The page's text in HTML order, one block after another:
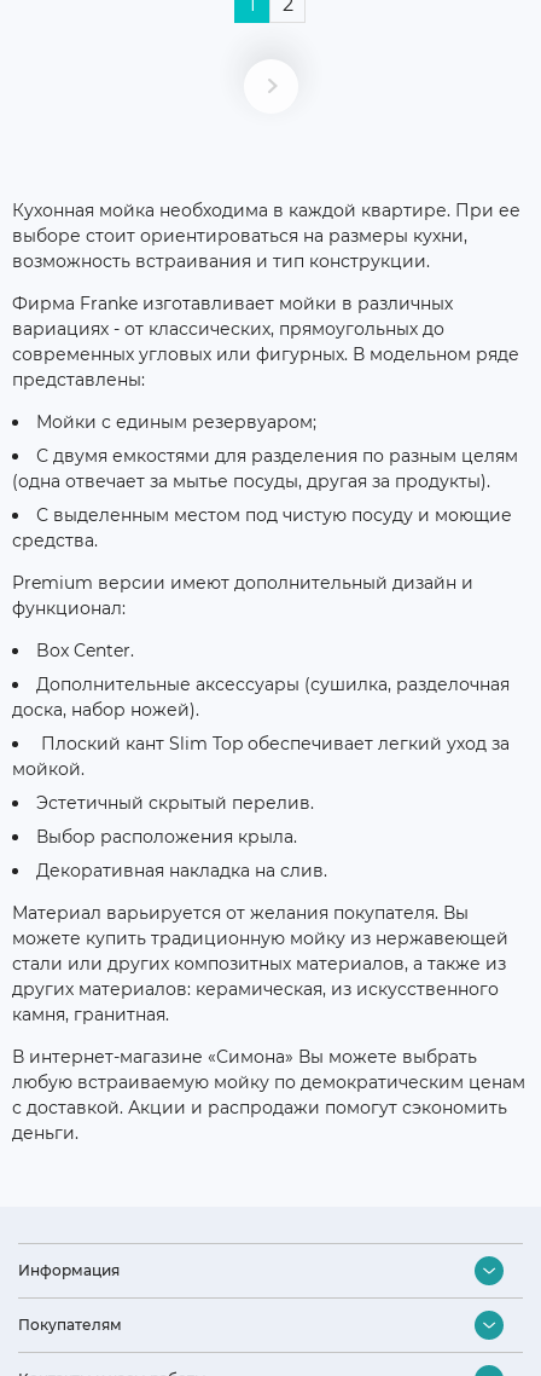
Кухонная мойка необходима в каждой квартире. При ее
выборе стоит ориентироваться на размеры кухни,
возможность встраивания и тип конструкции.
Фирма Franke изготавливает мойки в различных
вариациях - от классических, прямоугольных до
современных угловых или фигурных. В модельном ряде
представлены:
Мойки с единым резервуаром;
С двумя емкостями для разделения по разным целям
(одна отвечает за мытье посуды, другая за продукты).
С выделенным местом под чистую посуду и моющие
средства.
Premium версии имеют дополнительный дизайн и
функционал:
Box Center.
Дополнительные аксессуары (сушилка, разделочная
доска, набор ножей).
Плоский кант Slim Top обеспечивает легкий уход за
мойкой.
Эстетичный скрытый перелив.
Выбор расположения крыла.
Декоративная накладка на слив.
Материал варьируется от желания покупателя. Вы
можете купить традиционную мойку из нержавеющей
стали или других композитных материалов, а также из
других материалов: керамическая, из искусственного
камня, гранитная.
В интернет-магазине «Симона» Вы можете выбрать
любую встраиваемую мойку по демократическим ценам
с доставкой. Акции и распродажи помогут сэкономить
деньги.
Информация
Контакты
Оптовый отдел
Покупателям
Подбор бытовой техники